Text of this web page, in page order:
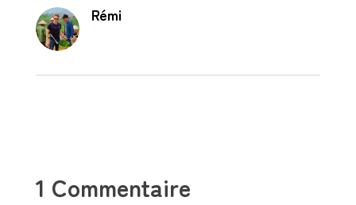
Rémi
1 Commentaire